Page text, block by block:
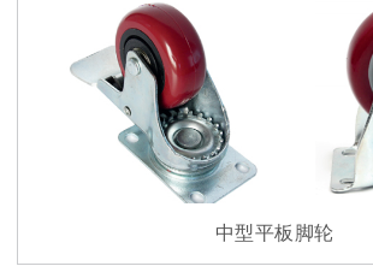
中型平板脚轮